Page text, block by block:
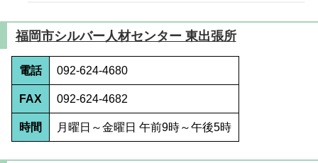
福岡市シルバー人材センター 東出張所
電話 092-624-4680
FAX 092-624-4682
時間 月曜日～金曜日 午前9時～午後5時